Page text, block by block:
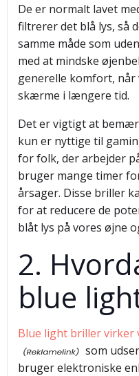
De er normalt lavet
filtrerer det blå lys, så
samme måde som
med at mindske
generelle komfort,
skærme i længere tid.
Det er vigtigt at
kun er nyttige til
for folk, der arbejder
bruger mange timer
årsager. Disse briller
for at reducere de
blåt lys på vores øjne
2.
blue
Blue light briller virker
som
bruger elektroniske